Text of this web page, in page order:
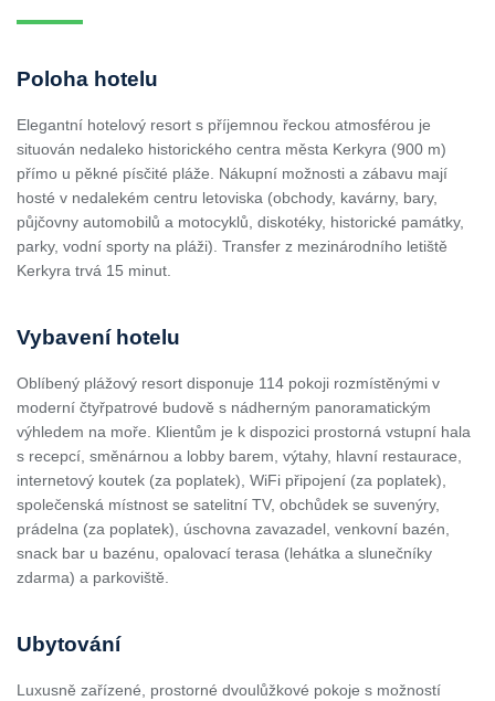
Poloha hotelu
Elegantní hotelový resort s příjemnou řeckou atmosférou je
situován nedaleko historického centra města Kerkyra (900 m)
přímo u pěkné písčité pláže. Nákupní možnosti a zábavu mají
hosté v nedalekém centru letoviska (obchody, kavárny, bary,
půjčovny automobilů a motocyklů, diskotéky, historické památky,
parky, vodní sporty na pláži). Transfer z mezinárodního letiště
Kerkyra trvá 15 minut.
Vybavení hotelu
Oblíbený plážový resort disponuje 114 pokoji rozmístěnými v
moderní čtyřpatrové budově s nádherným panoramatickým
výhledem na moře. Klientům je k dispozici prostorná vstupní hala
s recepcí, směnárnou a lobby barem, výtahy, hlavní restaurace,
internetový koutek (za poplatek), WiFi připojení (za poplatek),
společenská místnost se satelitní TV, obchůdek se suvenýry,
prádelna (za poplatek), úschovna zavazadel, venkovní bazén,
snack bar u bazénu, opalovací terasa (lehátka a slunečníky
zdarma) a parkoviště.
Ubytování
Luxusně zařízené, prostorné dvoulůžkové pokoje s možností